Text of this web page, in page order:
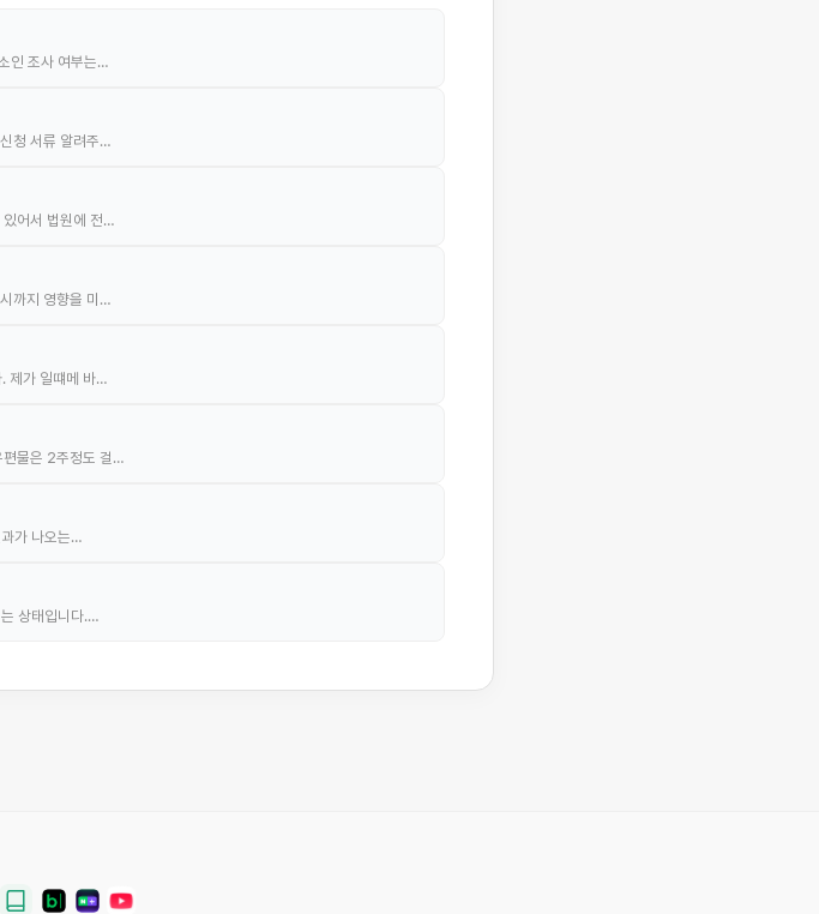
인 조사 여부는…
청 서류 알려주…
있어서 법원에 전…
까지 영향을 미…
. 제가 일떄메 바…
편물은 2주정도 걸…
과가 나오는…
상태입니다.…